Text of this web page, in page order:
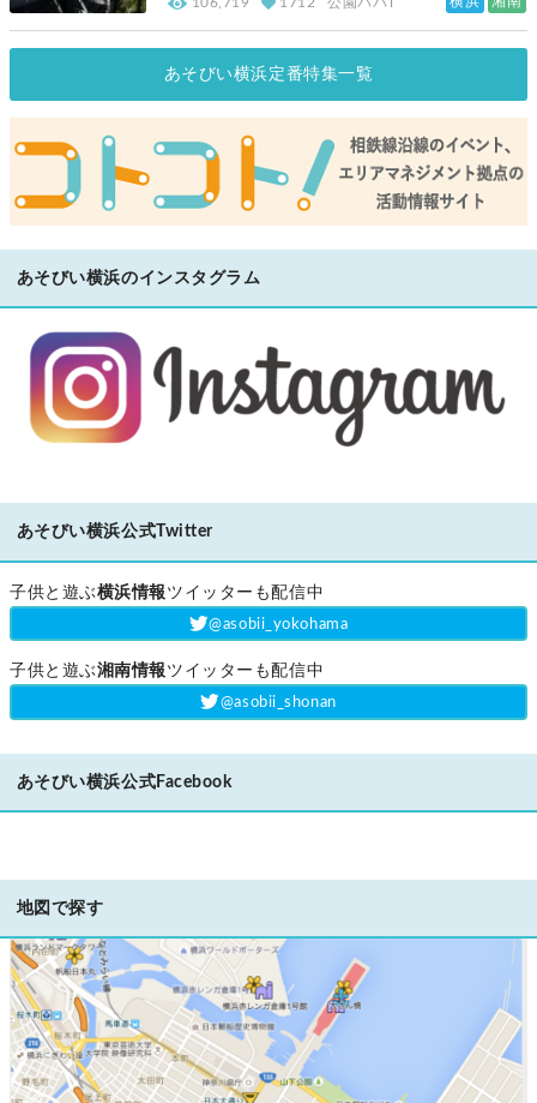
あそびい横浜定番特集一覧
あそびい横浜のインスタグラム
あそびい横浜公式Twitter
子供と遊ぶ横浜情報 ツイッターも配信中
‎@asobii_yokohama
子供と遊ぶ湘南情報 ツイッターも配信中
‎@asobii_shonan
あそびい横浜公式Facebook
地図で探す